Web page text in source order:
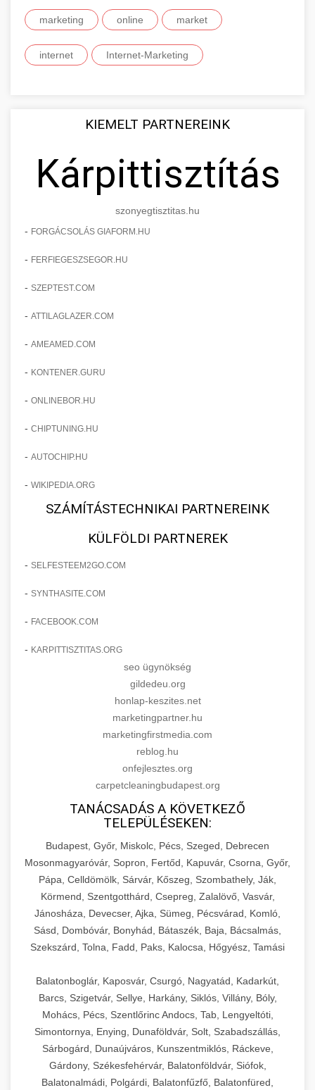
marketing online market
internet Internet-Marketing
KIEMELT PARTNEREINK
Kárpittisztítás
szonyegtisztitas.hu
- FORGÁCSOLÁS GIAFORM.HU
- FERFIEGESZSEGOR.HU
- SZEPTEST.COM
- ATTILAGLAZER.COM
- AMEAMED.COM
- KONTENER.GURU
- ONLINEBOR.HU
- CHIPTUNING.HU
- AUTOCHIP.HU
- WIKIPEDIA.ORG
SZÁMÍTÁSTECHNIKAI PARTNEREINK
KÜLFÖLDI PARTNEREK
- SELFESTEEM2GO.COM
- SYNTHASITE.COM
- FACEBOOK.COM
- KARPITTISZTITAS.ORG
seo ügynökség
gildedeu.org
honlap-keszites.net
marketingpartner.hu
marketingfirstmedia.com
reblog.hu
onfejlesztes.org
carpetcleaningbudapest.org
TANÁCSADÁS A KÖVETKEZŐ
TELEPÜLÉSEKEN:
Budapest, Győr, Miskolc, Pécs, Szeged, Debrecen
Mosonmagyaróvár, Sopron, Fertőd, Kapuvár, Csorna, Győr,
Pápa, Celldömölk, Sárvár, Kőszeg, Szombathely, Ják,
Körmend, Szentgotthárd, Csepreg, Zalalövő, Vasvár,
Jánosháza, Devecser, Ajka, Sümeg, Pécsvárad, Komló,
Sásd, Dombóvár, Bonyhád, Bátaszék, Baja, Bácsalmás,
Szekszárd, Tolna, Fadd, Paks, Kalocsa, Hőgyész, Tamási
Balatonboglár, Kaposvár, Csurgó, Nagyatád, Kadarkút,
Barcs, Szigetvár, Sellye, Harkány, Siklós, Villány, Bóly,
Mohács, Pécs, Szentlőrinc Andocs, Tab, Lengyeltóti,
Simontornya, Enying, Dunaföldvár, Solt, Szabadszállás,
Sárbogárd, Dunaújváros, Kunszentmiklós, Ráckeve,
Gárdony, Székesfehérvár, Balatonföldvár, Siófok,
Balatonalmádi, Polgárdi, Balatonfűzfő, Balatonfüred,